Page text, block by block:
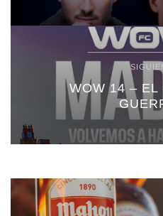
WOW 14 – EL